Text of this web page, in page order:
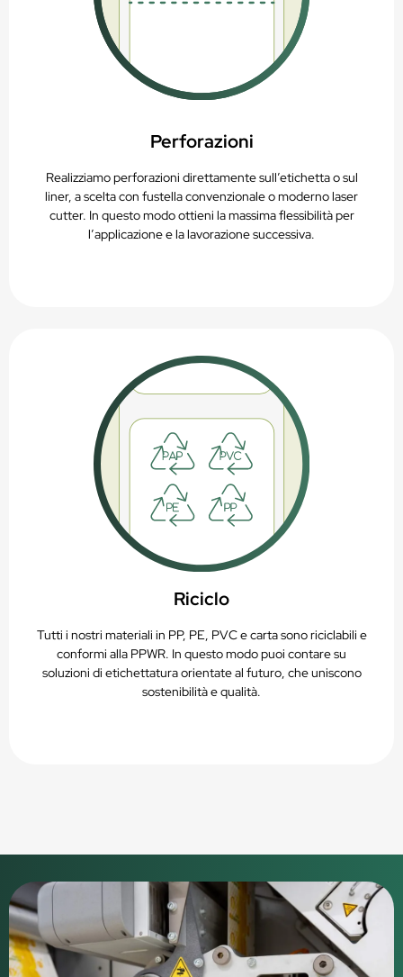
Perforazioni
Realizziamo perforazioni direttamente sull’etichetta o sul
liner, a scelta con fustella convenzionale o moderno laser
cutter. In questo modo ottieni la massima flessibilità per
l’applicazione e la lavorazione successiva.
Riciclo
Tutti i nostri materiali in PP, PE, PVC e carta sono riciclabili e
conformi alla PPWR. In questo modo puoi contare su
soluzioni di etichettatura orientate al futuro, che uniscono
sostenibilità e qualità.